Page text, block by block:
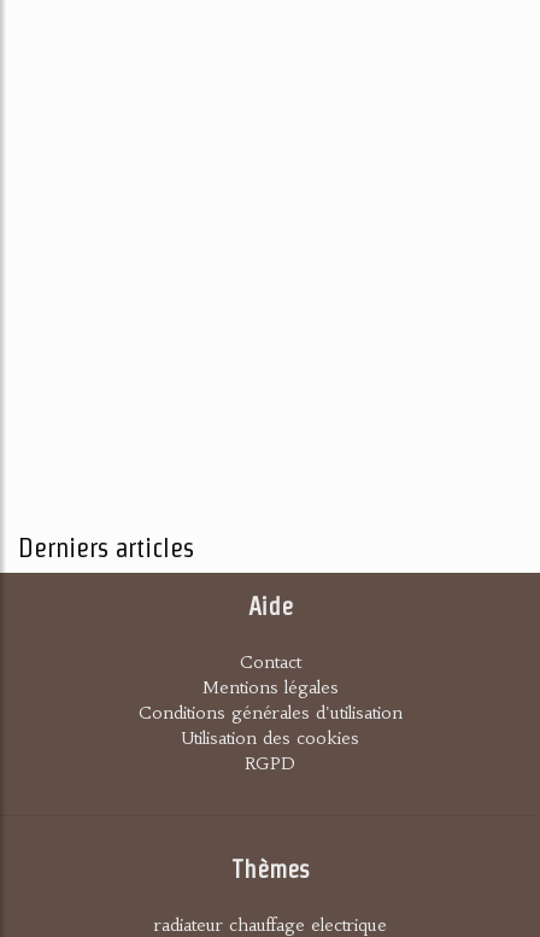
Derniers articles
Aide
Contact
Mentions légales
Conditions générales d'utilisation
Utilisation des cookies
RGPD
Thèmes
radiateur chauffage electrique